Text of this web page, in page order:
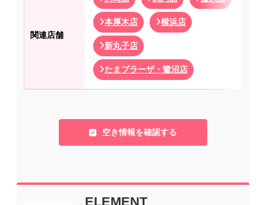
関連店舗
本厚木店 横浜店
新丸子店
たまプラーザ・鷺沼店
空き情報を確認する
ELEMENT